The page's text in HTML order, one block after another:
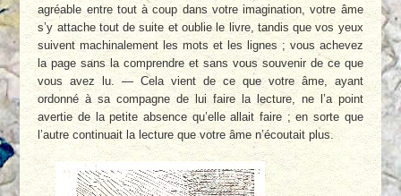
agréable entre tout à coup dans votre imagination, votre âme
s’y attache tout de suite et oublie le livre, tandis que vos yeux
suivent machinalement les mots et les lignes ; vous achevez
la page sans la comprendre et sans vous souvenir de ce que
vous avez lu. — Cela vient de ce que votre âme, ayant
ordonné à sa compagne de lui faire la lecture, ne l’a point
avertie de la petite absence qu’elle allait faire ; en sorte que
l’autre continuait la lecture que votre âme n’écoutait plus.